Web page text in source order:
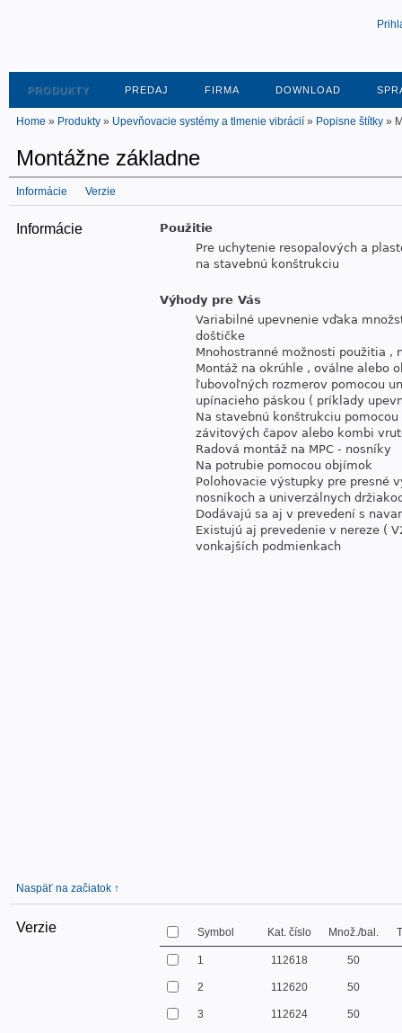
PRODUKTY PREDAJ FIRMA DOWNLOAD
Home » Produkty » Upevňovacie systémy a tlmenie vibrácií » Popisne štítky »
Montážne základne
Informácie Verzie
Informácie
Použitie
Pre uchytenie resopalových a
na stavebnú konštrukciu
Výhody pre Vás
Variabilné upevnenie vďaka
doštičke
Mnohostranné možnosti použitia ,
Montáž na okrúhle , oválne alebo
ľubovoľných rozmerov pomocou
upínacieho páskou ( príklady
Na stavebnú konštrukciu
závitových čapov alebo kombi
Radová montáž na MPC - nosníky
Na potrubie pomocou objímok
Polohovacie výstupky pre presné
nosníkoch a univerzálnych
Dodávajú sa aj v prevedení s
Existujú aj prevedenie v nereze (
vonkajších podmienkach
Naspäť na začiatok ↑
Verzie Symbol Kat. číslo Množ./bal.
1 112618 50
2 112620 50
3 112624 50